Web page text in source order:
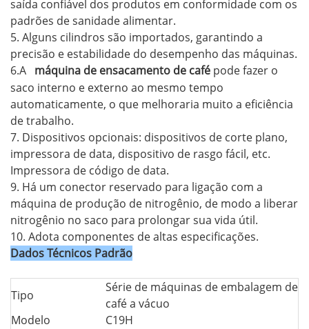
saída confiável dos produtos em conformidade com os
padrões de sanidade alimentar.
5. Alguns cilindros são importados, garantindo a
precisão e estabilidade do desempenho das máquinas.
6.A máquina de ensacamento de café pode fazer o
saco interno e externo ao mesmo tempo
automaticamente, o que melhoraria muito a eficiência
de trabalho.
7. Dispositivos opcionais: dispositivos de corte plano,
impressora de data, dispositivo de rasgo fácil, etc.
Impressora de código de data.
9. Há um conector reservado para ligação com a
máquina de produção de nitrogênio, de modo a liberar
nitrogênio no saco para prolongar sua vida útil.
10. Adota componentes de altas especificações.
Dados Técnicos Padrão
Tipo
Série de máquinas de embalagem de
café a vácuo
Modelo
C19H